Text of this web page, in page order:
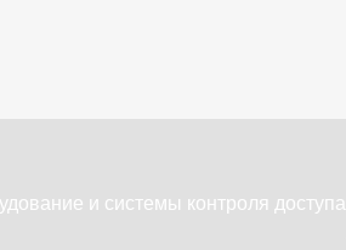
и системы контроля доступа